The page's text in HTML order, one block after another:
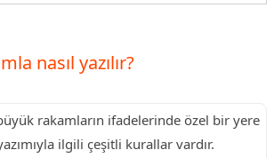
nasıl yazılır?
rakamların ifadelerinde özel bir yere
ilgili çeşitli kurallar vardır.